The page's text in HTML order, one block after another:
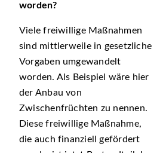
worden?
Viele freiwillige Maßnahmen
sind mittlerweile in gesetzliche
Vorgaben umgewandelt
worden. Als Beispiel wäre hier
der Anbau von
Zwischenfrüchten zu nennen.
Diese freiwillige Maßnahme,
die auch finanziell gefördert